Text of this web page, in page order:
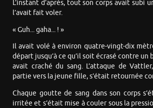
L’instant d’après, tout son corps avait subi
l’avait fait voler.
« Guh... gaha... ! »
Il avait volé à environ quatre-vingt-dix
départ jusqu’à ce qu’il soit écrasé contre un
avait craché du sang. L’attaque de
partie vers la jeune fille, s’était retournée
Chaque goutte de sang dans son corps
irritée et s’était mise à couler sous la